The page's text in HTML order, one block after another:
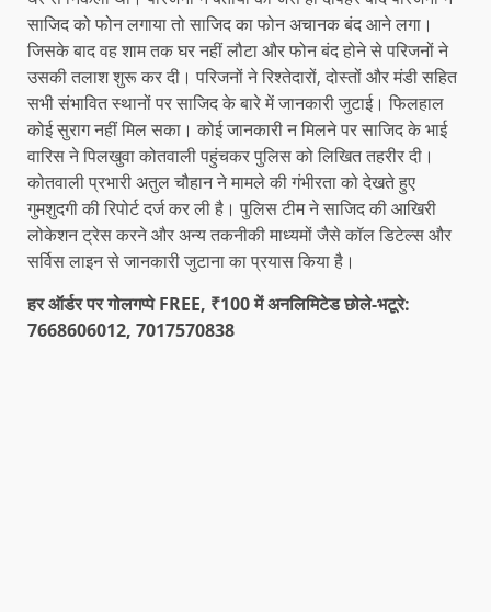
साजिद को फोन लगाया तो साजिद का फोन अचानक बंद आने लगा।
जिसके बाद वह शाम तक घर नहीं लौटा और फोन बंद होने से परिजनों ने
उसकी तलाश शुरू कर दी। परिजनों ने रिश्तेदारों, दोस्तों और मंडी सहित
सभी संभावित स्थानों पर साजिद के बारे में जानकारी जुटाई। फिलहाल
कोई सुराग नहीं मिल सका। कोई जानकारी न मिलने पर साजिद के भाई
वारिस ने पिलखुवा कोतवाली पहुंचकर पुलिस को लिखित तहरीर दी।
कोतवाली प्रभारी अतुल चौहान ने मामले की गंभीरता को देखते हुए
गुमशुदगी की रिपोर्ट दर्ज कर ली है। पुलिस टीम ने साजिद की आखिरी
लोकेशन ट्रेस करने और अन्य तकनीकी माध्यमों जैसे कॉल डिटेल्स और
सर्विस लाइन से जानकारी जुटाना का प्रयास किया है।
हर ऑर्डर पर गोलगप्पे FREE, ₹100 में अनलिमिटेड छोले-भटूरे:
7668606012, 7017570838